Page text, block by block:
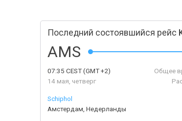
Последний состоявшийся рейс
AMS
07:35 CEST(GMT +2)
14 мая, четверг
Общее
Schiphol
Амстердам, Недерланды